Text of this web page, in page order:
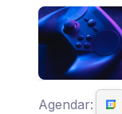
Agendar: